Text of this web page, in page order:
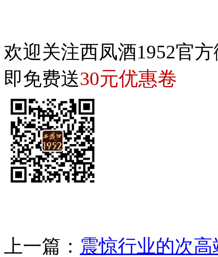
欢迎关注西凤酒1952官
即免费送30元优惠卷
上一篇： 震惊行业的次